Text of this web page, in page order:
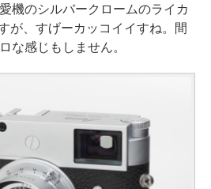
機のシルバークロームのライカ
が、すげーカッコイイすね。間
な感じもしません。